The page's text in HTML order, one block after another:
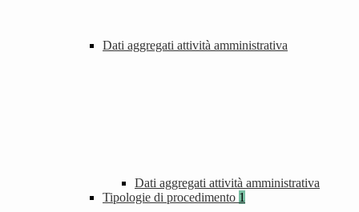
Dati aggregati attività amministrativa
Dati aggregati attività amministrativa
Tipologie di procedimento 1